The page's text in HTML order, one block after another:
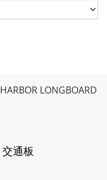
LONGBOARD
通板